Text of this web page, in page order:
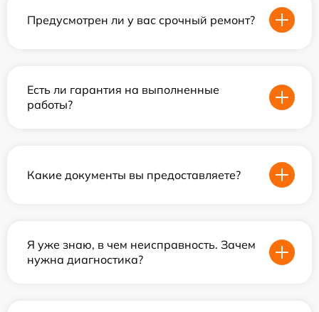
Предусмотрен ли у вас срочный ремонт?
Есть ли гарантия на выполненные
работы?
Какие документы вы предоставляете?
Я уже знаю, в чем неисправность. Зачем
нужна диагностика?